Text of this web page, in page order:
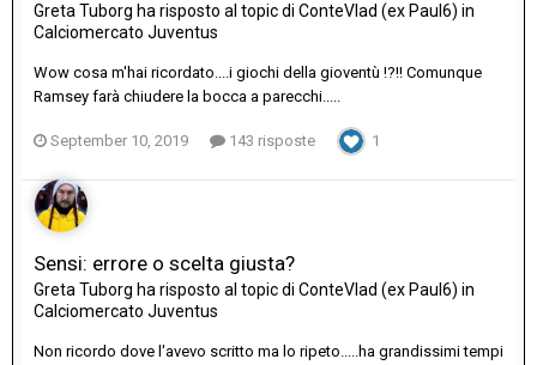
Greta Tuborg ha risposto al topic di ConteVlad (ex Paul6) in
Calciomercato Juventus
Wow cosa m'hai ricordato....i giochi della gioventù !?!! Comunque
Ramsey farà chiudere la bocca a parecchi.....
September 10, 2019 143 risposte 1
Sensi: errore o scelta giusta?
Greta Tuborg ha risposto al topic di ConteVlad (ex Paul6) in
Calciomercato Juventus
Non ricordo dove l'avevo scritto ma lo ripeto.....ha grandissimi tempi